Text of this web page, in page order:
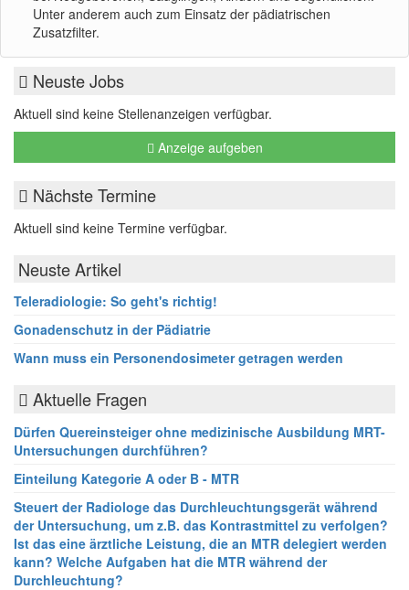
Unter anderem auch zum Einsatz der pädiatrischen
Zusatzfilter.
Neuste Jobs
Aktuell sind keine Stellenanzeigen verfügbar.
Anzeige aufgeben
Nächste Termine
Aktuell sind keine Termine verfügbar.
Neuste Artikel
Teleradiologie: So geht's richtig!
Gonadenschutz in der Pädiatrie
Wann muss ein Personendosimeter getragen werden
Aktuelle Fragen
Dürfen Quereinsteiger ohne medizinische Ausbildung MRT-
Untersuchungen durchführen?
Einteilung Kategorie A oder B - MTR
Steuert der Radiologe das Durchleuchtungsgerät während
der Untersuchung, um z.B. das Kontrastmittel zu verfolgen?
Ist das eine ärztliche Leistung, die an MTR delegiert werden
kann? Welche Aufgaben hat die MTR während der
Durchleuchtung?